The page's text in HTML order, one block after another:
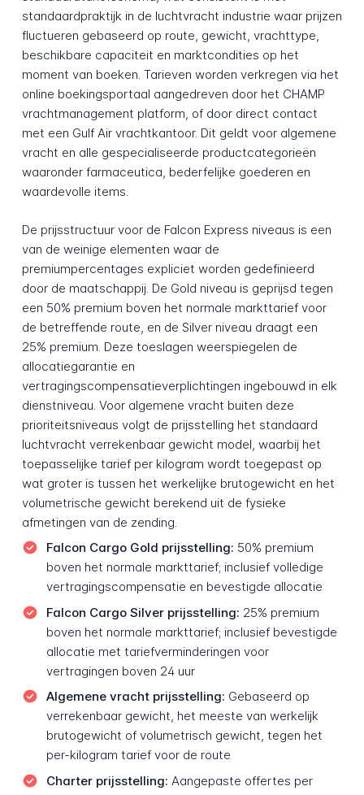
standaardpraktijk in de luchtvracht industrie waar prijzen
fluctueren gebaseerd op route, gewicht, vrachttype,
beschikbare capaciteit en marktcondities op het
moment van boeken. Tarieven worden verkregen via het
online boekingsportaal aangedreven door het CHAMP
vrachtmanagement platform, of door direct contact
met een Gulf Air vrachtkantoor. Dit geldt voor algemene
vracht en alle gespecialiseerde productcategorieën
waaronder farmaceutica, bederfelijke goederen en
waardevolle items.
De prijsstructuur voor de Falcon Express niveaus is een
van de weinige elementen waar de
premiumpercentages expliciet worden gedefinieerd
door de maatschappij. De Gold niveau is geprijsd tegen
een 50% premium boven het normale markttarief voor
de betreffende route, en de Silver niveau draagt een
25% premium. Deze toeslagen weerspiegelen de
allocatiegarantie en
vertragingscompensatieverplichtingen ingebouwd in elk
dienstniveau. Voor algemene vracht buiten deze
prioriteitsniveaus volgt de prijsstelling het standaard
luchtvracht verrekenbaar gewicht model, waarbij het
toepasselijke tarief per kilogram wordt toegepast op
wat groter is tussen het werkelijke brutogewicht en het
volumetrische gewicht berekend uit de fysieke
afmetingen van de zending.
Falcon Cargo Gold prijsstelling: 50% premium
boven het normale markttarief; inclusief volledige
vertragingscompensatie en bevestigde allocatie
Falcon Cargo Silver prijsstelling: 25% premium
boven het normale markttarief; inclusief bevestigde
allocatie met tariefverminderingen voor
vertragingen boven 24 uur
Algemene vracht prijsstelling: Gebaseerd op
verrekenbaar gewicht, het meeste van werkelijk
brutogewicht of volumetrisch gewicht, tegen het
per-kilogram tarief voor de route
Charter prijsstelling: Aangepaste offertes per